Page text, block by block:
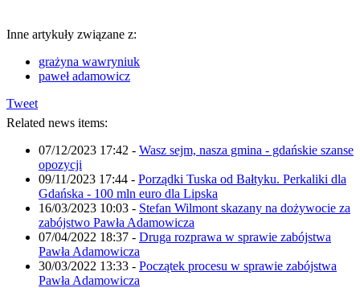
Inne artykuły związane z:
grażyna wawryniuk
paweł adamowicz
Tweet
Related news items:
07/12/2023 17:42 - Wasz sejm, nasza gmina - gdańskie szanse
opozycji
09/11/2023 17:44 - Porządki Tuska od Bałtyku. Perkaliki dla
Gdańska - 100 mln euro dla Lipska
16/03/2023 10:03 - Stefan Wilmont skazany na dożywocie za
zabójstwo Pawła Adamowicza
07/04/2022 18:37 - Druga rozprawa w sprawie zabójstwa
Pawła Adamowicza
30/03/2022 13:33 - Początek procesu w sprawie zabójstwa
Pawła Adamowicza